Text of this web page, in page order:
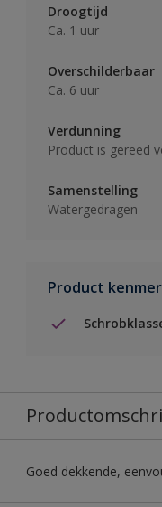
Droogtijd
Ca. 1 uur
Overschilderbaar
Ca. 6 uur
Verdunning
Product is gereed
Samenstelling
Watergedragen
Product
Goed dekkende,